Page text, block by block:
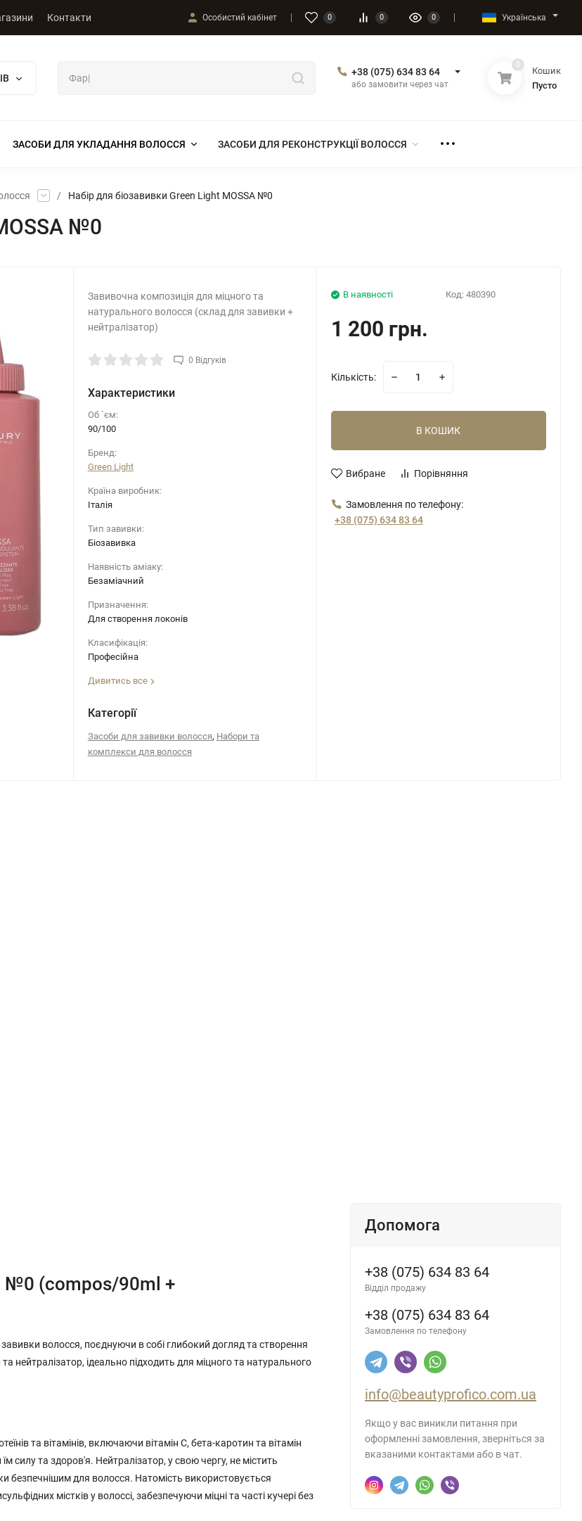
Контакти Особистий кабінет 0 0 0 Українська
+38 (075) 634 83 64
або замовити через чат
0
Кошик
Пусто
ЗАСОБИ ДЛЯ УКЛАДАННЯ ВОЛОССЯ ЗАСОБИ ДЛЯ РЕКОНСТРУКЦІЇ ВОЛОССЯ
/ Набір для біозавивки Green Light MOSSA №0
№0
Завивочна композиція для міцного та
натурального волосся (склад для завивки +
нейтралізатор)
0 Відгуків
Характеристики
Об `єм:
90/100
Бренд:
Green Light
Країна виробник:
Італія
Тип завивки:
Біозавивка
Наявність аміаку:
Безаміачний
Призначення:
Для створення локонів
Класифікація:
Професійна
Дивитись все
Категорії
Засоби для завивки волосся, Набори та
комплекси для волосся
Код: 480390
В наявності
1 200 грн.
Кількість:
В КОШИК
Вибране Порівняння
Замовлення по телефону:
+38 (075) 634 83 64
№0 (compos/90ml +
волосся, поєднуючи в собі глибокий догляд та створення
ідеально підходить для міцного та натурального
та вітамінів, включаючи вітамін С, бета-каротин та вітамін
та здоров'я. Нейтралізатор, у свою чергу, не містить
безпечнішим для волосся. Натомість використовується
містків у волоссі, забезпечуючи міцні та часті кучері без
Допомога
+38 (075) 634 83 64
Відділ продажу
+38 (075) 634 83 64
Замовлення по телефону
info@beautyprofico.com.ua
Якщо у вас виникли питання при
оформленні замовлення, зверніться за
вказаними контактами або в чат.